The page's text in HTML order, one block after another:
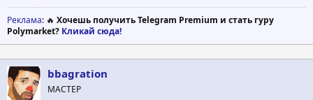
Реклама: 🔥 Хочешь получить Telegram Premium и стать гуру
Polymarket? Кликай сюда!
bbagration
МАСТЕР